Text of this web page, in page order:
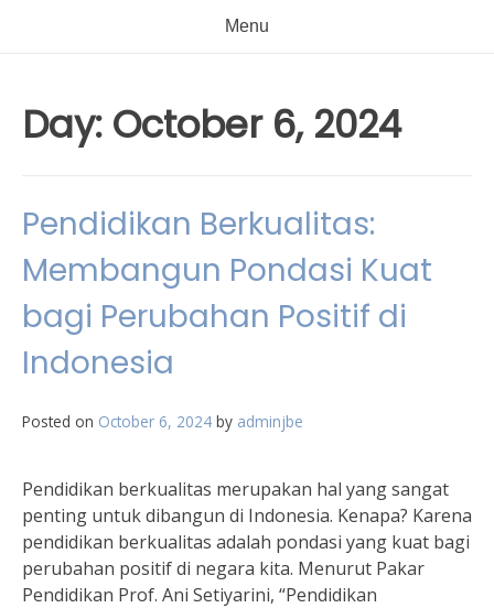
Menu
Day: October 6, 2024
Pendidikan Berkualitas:
Membangun Pondasi Kuat
bagi Perubahan Positif di
Indonesia
Posted on October 6, 2024 by adminjbe
Pendidikan berkualitas merupakan hal yang sangat
penting untuk dibangun di Indonesia. Kenapa? Karena
pendidikan berkualitas adalah pondasi yang kuat bagi
perubahan positif di negara kita. Menurut Pakar
Pendidikan Prof. Ani Setiyarini, “Pendidikan